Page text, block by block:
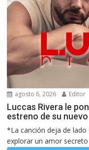
agosto 6, 2026 Editor
Luccas Rivera le
estreno de su
*La canción deja de
explorar un amor secreto